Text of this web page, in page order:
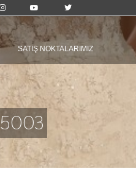
SATIŞ NOKTALARIMIZ
5003